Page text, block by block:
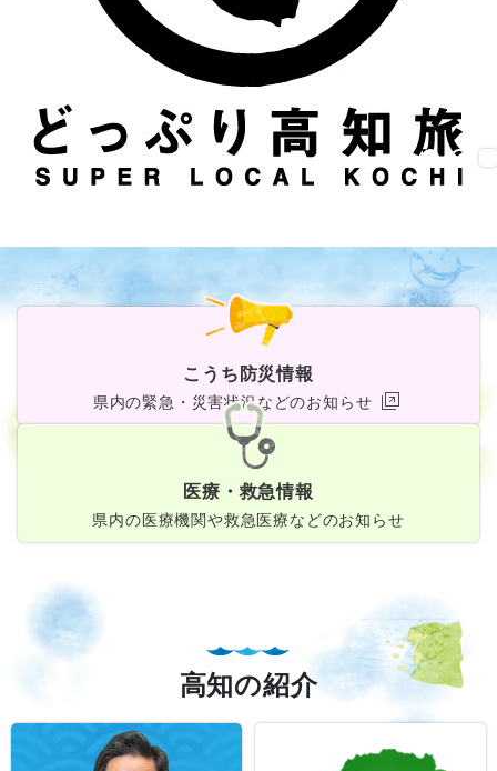
こうち防災情報
県内の緊急・災害状況などのお知らせ
医療・救急情報
県内の医療機関や救急医療などのお知らせ
高知の紹介